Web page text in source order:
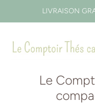
LIVRAISON
Le